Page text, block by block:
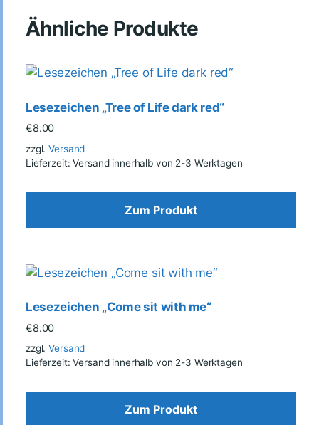
Ähnliche Produkte
Lesezeichen „Tree of Life dark red“
€8.00
zzgl.Versand
Lieferzeit: Versand innerhalb von 2-3 Werktagen
Zum Produkt
Lesezeichen „Come sit with me“
€8.00
zzgl.Versand
Lieferzeit: Versand innerhalb von 2-3 Werktagen
Zum Produkt